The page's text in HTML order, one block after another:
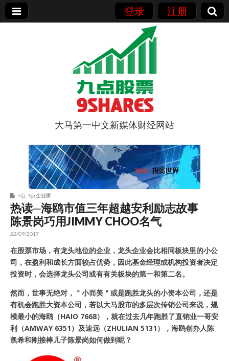
登录 注册
9点股票
大马第一中文新媒体财经网站
9点 9点企业家
热读─海鸥市值三年超越安利励志故事
陈景岗巧用JIMMY CHOO名气
22/09/2017
在股票市场，有龙头地位的企业，龙头企业会比相同板块里的小公
司，在盈利和成长方面较占优势，因此基金经理或机构投资者决定
投资时，会选择龙头公司或有有关板块的第一和第二名。
然而，世事无绝对，＂小而美＂或是跑胜龙头的小资本公司，还是
有机会跑胜大资本公司，若以大马股市的多层次传销公司来说，规
模最小的海鸥（HAIO 7668），就在过去几年跑胜了直销业一哥安
利（AMWAY 6351）及速远（ZHULIAN 5131），海鸥创办人陈
凯希和刚接棒儿子陈景岗如何做到呢？